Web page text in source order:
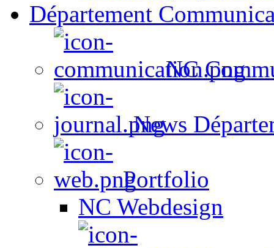
Département
NC
News
Portfolio
NC Webdesign